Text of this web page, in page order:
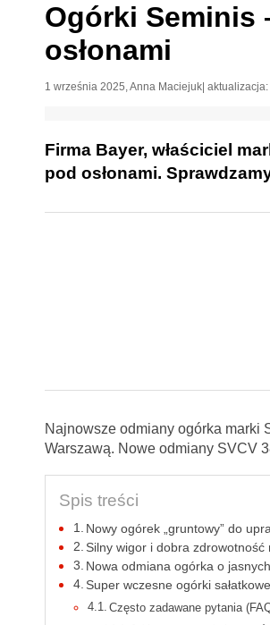
Ogórki Seminis
osłonami
1 września 2025,Anna Maciejuk| aktualizacja:
Firma Bayer, właściciel
pod osłonami.
Najnowsze odmiany ogórka marki
Warszawą. Nowe odmiany SVCV
Spis treści
Nowy ogórek „gruntowy” do
Silny wigor i dobra zdrowotność
Nowa odmiana ogórka o
Super wczesne ogórki
Często zadawane pytania